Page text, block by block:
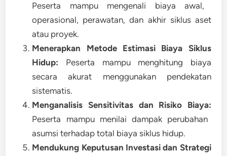
Peserta mampu mengenali biaya awal,
operasional, perawatan, dan akhir siklus aset
atau proyek.
Menerapkan Metode Estimasi Biaya Siklus
Hidup: Peserta mampu menghitung biaya
secara akurat menggunakan pendekatan
sistematis.
Menganalisis Sensitivitas dan Risiko Biaya:
Peserta mampu menilai dampak perubahan
asumsi terhadap total biaya siklus hidup.
Mendukung Keputusan Investasi dan Strategi